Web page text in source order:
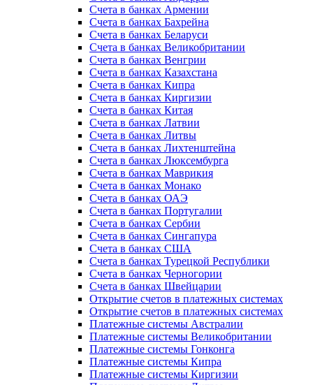
Счета в банках Армении
Счета в банках Бахрейна
Счета в банках Беларуси
Счета в банках Великобритании
Счета в банках Венгрии
Счета в банках Казахстана
Счета в банках Кипра
Счета в банках Киргизии
Счета в банках Китая
Счета в банках Латвии
Счета в банках Литвы
Счета в банках Лихтенштейна
Счета в банках Люксембурга
Счета в банках Маврикия
Счета в банках Монако
Счета в банках ОАЭ
Счета в банках Португалии
Счета в банках Сербии
Счета в банках Сингапура
Счета в банках США
Счета в банках Турецкой Республики
Счета в банках Черногории
Счета в банках Швейцарии
Открытие счетов в платежных системах
Открытие счетов в платежных системах
Платежные системы Австралии
Платежные системы Великобритании
Платежные системы Гонконга
Платежные системы Кипра
Платежные системы Киргизии